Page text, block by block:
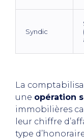
Syndic
La
une opération
immobilières
leur chiffre
type